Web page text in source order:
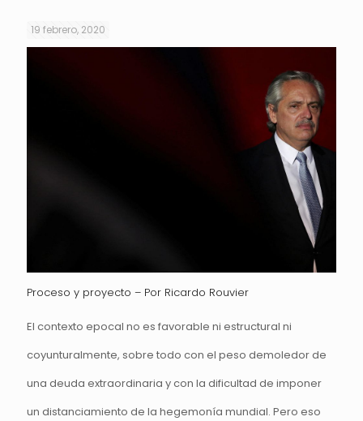
19 febrero, 2020
Proceso y proyecto – Por Ricardo Rouvier
El contexto epocal no es favorable ni estructural ni
coyunturalmente, sobre todo con el peso demoledor de
una deuda extraordinaria y con la dificultad de imponer
un distanciamiento de la hegemonía mundial. Pero eso